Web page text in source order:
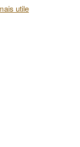
utile